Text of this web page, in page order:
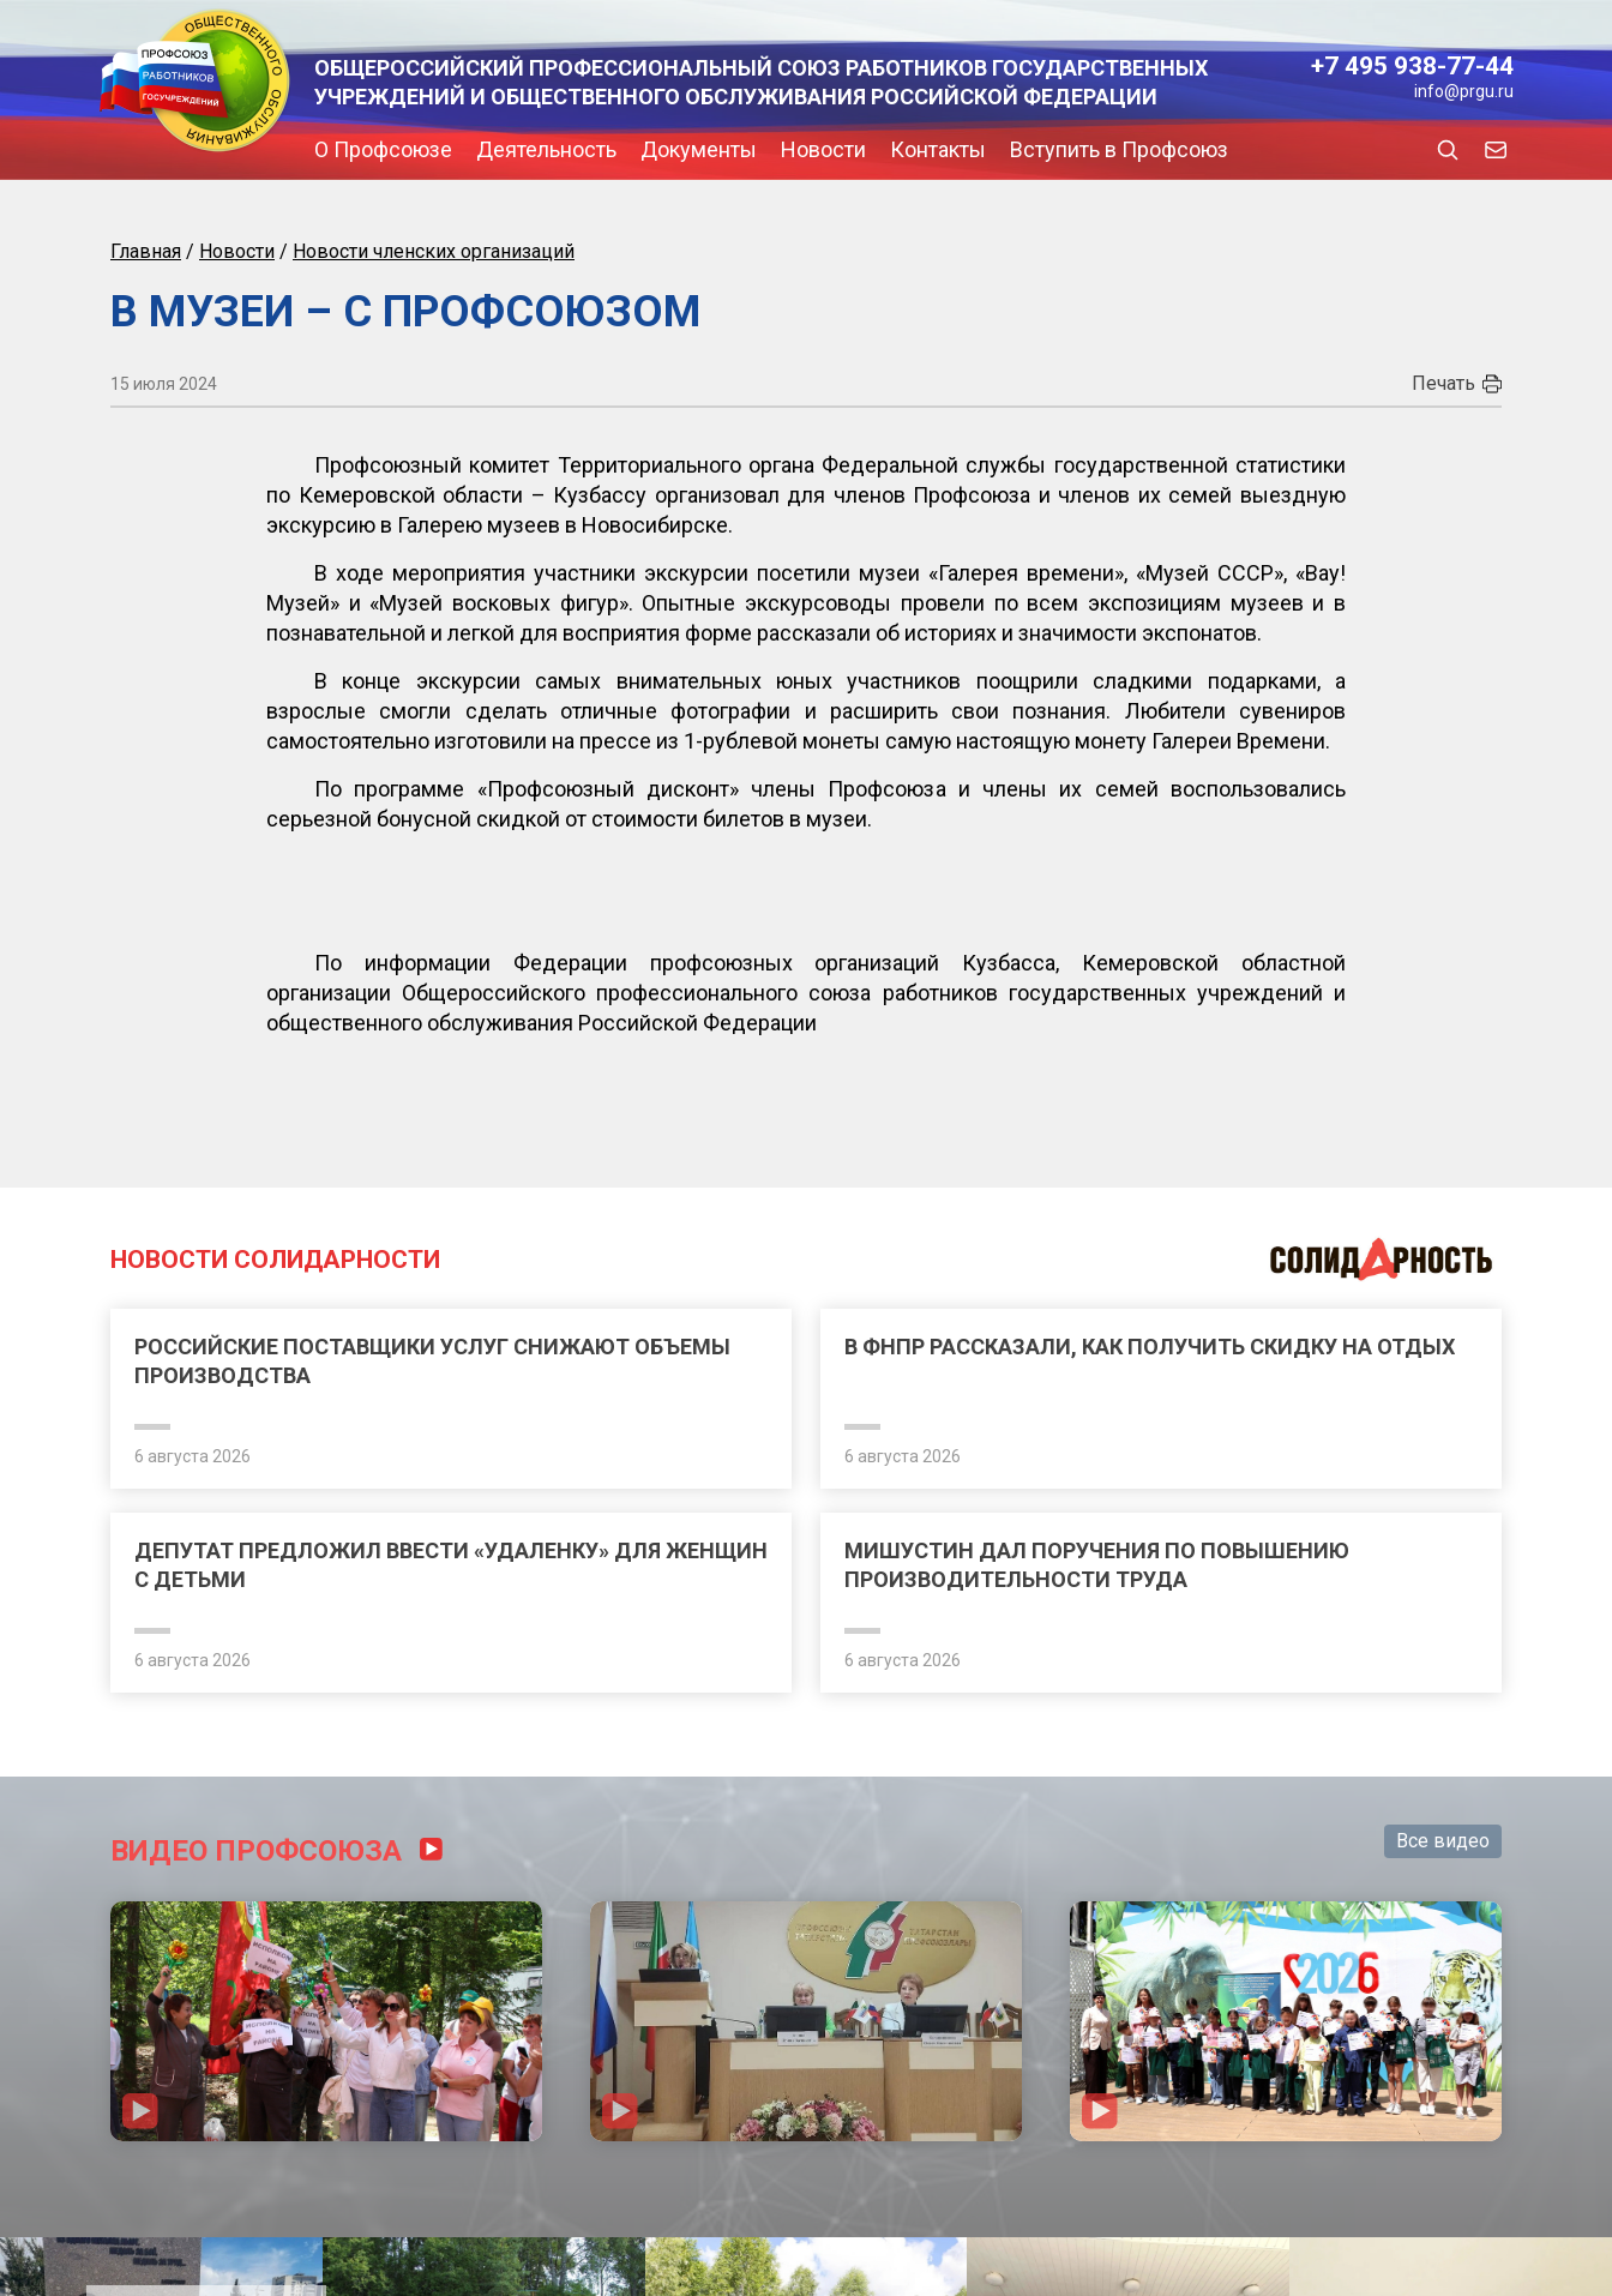
ОБЩЕРОССИЙСКИЙ ПРОФЕССИОНАЛЬНЫЙ СОЮЗ РАБОТНИКОВ ГОСУДАРСТВЕННЫХ
УЧРЕЖДЕНИЙ И ОБЩЕСТВЕННОГО ОБСЛУЖИВАНИЯ РОССИЙСКОЙ ФЕДЕРАЦИИ
+7 495 938-77-44
info@prgu.ru
О Профсоюзе Деятельность Документы Новости Контакты Вступить в Профсоюз
Главная / Новости / Новости членских организаций
В МУЗЕИ – С ПРОФСОЮЗОМ
15 июля 2024 Печать
Профсоюзный комитет Территориального органа Федеральной службы государственной статистики
по Кемеровской области – Кузбассу организовал для членов Профсоюза и членов их семей выездную
экскурсию в Галерею музеев в Новосибирске.
В ходе мероприятия участники экскурсии посетили музеи «Галерея времени», «Музей СССР», «Вау!
Музей» и «Музей восковых фигур». Опытные экскурсоводы провели по всем экспозициям музеев и в
познавательной и легкой для восприятия форме рассказали об историях и значимости экспонатов.
В конце экскурсии самых внимательных юных участников поощрили сладкими подарками, а
взрослые смогли сделать отличные фотографии и расширить свои познания. Любители сувениров
самостоятельно изготовили на прессе из 1-рублевой монеты самую настоящую монету Галереи Времени.
По программе «Профсоюзный дисконт» члены Профсоюза и члены их семей воспользовались
серьезной бонусной скидкой от стоимости билетов в музеи.
По информации Федерации профсоюзных организаций Кузбасса, Кемеровской областной
организации Общероссийского профессионального союза работников государственных учреждений и
общественного обслуживания Российской Федерации
НОВОСТИ СОЛИДАРНОСТИ
РОССИЙСКИЕ ПОСТАВЩИКИ УСЛУГ СНИЖАЮТ ОБЪЕМЫ
ПРОИЗВОДСТВА
6 августа 2026
В ФНПР РАССКАЗАЛИ, КАК ПОЛУЧИТЬ СКИДКУ НА ОТДЫХ
6 августа 2026
ДЕПУТАТ ПРЕДЛОЖИЛ ВВЕСТИ «УДАЛЕНКУ» ДЛЯ ЖЕНЩИН
С ДЕТЬМИ
6 августа 2026
МИШУСТИН ДАЛ ПОРУЧЕНИЯ ПО ПОВЫШЕНИЮ
ПРОИЗВОДИТЕЛЬНОСТИ ТРУДА
6 августа 2026
ВИДЕО ПРОФСОЮЗА Все видео